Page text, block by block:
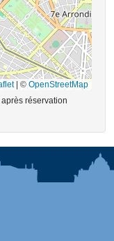
© OpenStreetMap
réservation